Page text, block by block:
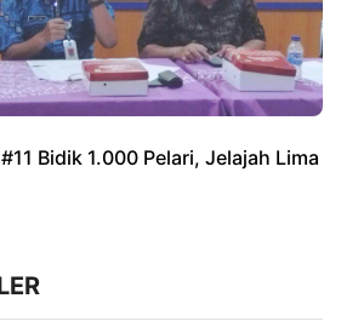
Bidik 1.000 Pelari, Jelajah Lima